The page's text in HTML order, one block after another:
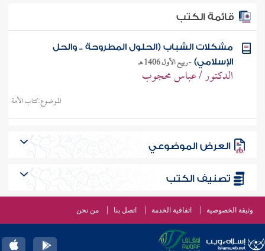
قائمة الكتب
مشكلات الشباب (الحلول المطروحة .. والحل
الإسلامي) -ربيع الأول 1406 هـ
الدكتور / عباس محجوب
الموضوع:كتاب الأمة
العرض الموضوعي
تصنيف الكتب
وثيقة الخصوصية اتفاقية الخدمة اتصل بنا من نحن